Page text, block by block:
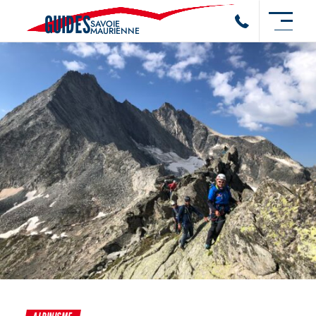
GUIDESSAVOIE
MAURIENNE